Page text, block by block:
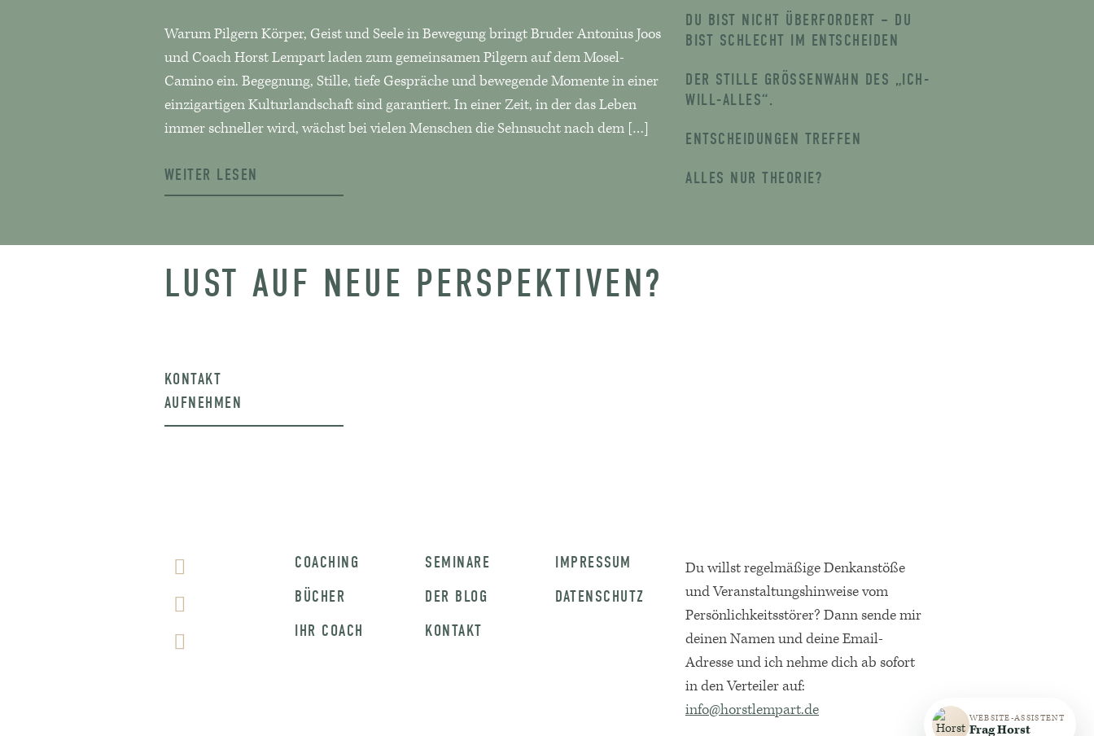
Warum Pilgern Körper, Geist und Seele in Bewegung bringt Bruder Antonius Joos
und Coach Horst Lempart laden zum gemeinsamen Pilgern auf dem Mosel-
Camino ein. Begegnung, Stille, tiefe Gespräche und bewegende Momente in einer
einzigartigen Kulturlandschaft sind garantiert. In einer Zeit, in der das Leben
immer schneller wird, wächst bei vielen Menschen die Sehnsucht nach dem […]
WEITER LESEN
DU BIST NICHT ÜBERFORDERT – DU
BIST SCHLECHT IM ENTSCHEIDEN
DER STILLE GRÖSSENWAHN DES „ICH-W
ILL-ALLES“.
ENTSCHEIDUNGEN TREFFEN
ALLES NUR THEORIE?
LUST AUF NEUE PERSPEKTIVEN?
KONTAKT
AUFNEHMEN
COACHING
BÜCHER
IHR COACH
SEMINARE
DER BLOG
KONTAKT
IMPRESSUM
DATENSCHUTZ
Du willst regelmäßige Denkanstöße
und Veranstaltungshinweise vom
Persönlichkeitsstörer? Dann sende mir
deinen Namen und deine Email-
Adresse und ich nehme dich ab sofort
in den Verteiler auf:
info@horstlempart.de
WEBSITE-ASSISTENT
Frag Horst